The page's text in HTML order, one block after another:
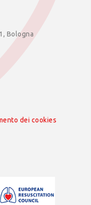
Bologna
dei cookies